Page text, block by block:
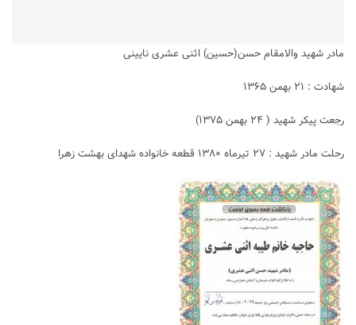
مادر شهید والامقام حسن(حسین) اثنی عشری نایینی
شهادت : ۲۱ بهمن ۱۳۶۵
رجعت پیکر شهید ( ۲۴ بهمن ۱۳۷۵)
رحلت مادر شهید : ۲۷ تیرماه ۱۳۸۰ قطعه خانواده شهدای بهشت زهرا